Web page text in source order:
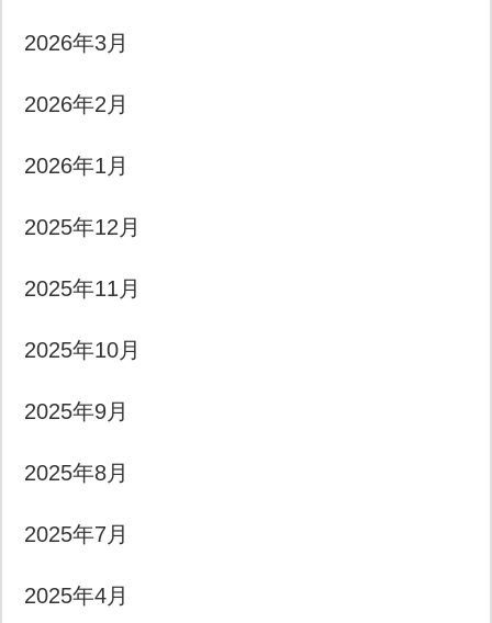
2026年3月
2026年2月
2026年1月
2025年12月
2025年11月
2025年10月
2025年9月
2025年8月
2025年7月
2025年4月